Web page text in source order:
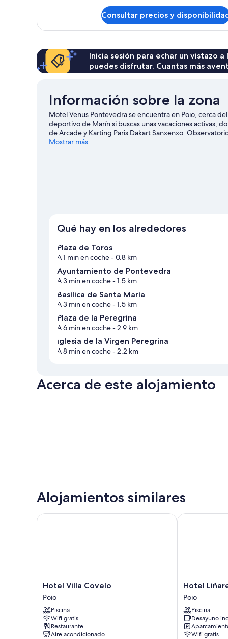
bañera
Consultar precios y
Inicia sesión para echar un vistazo
puedes disfrutar. Cuantas más
Información sobre la zona
Motel Venus Pontevedra se encuentra en Poio, cerca
deportivo de Marín si buscas unas vacaciones activas,
de Arcade y Karting Paris Dakart Sanxenxo.
la pena. Ver guía de viaje de Poio
Mostrar más
Qué hay en los alrededores
Plaza de Toros
A 1 min en coche- 0.8 km
Ayuntamiento de Pontevedra
A 3 min en coche- 1.5 km
Basílica de Santa María
A 3 min en coche- 1.5 km
Plaza de la Peregrina
A 6 min en coche- 2.9 km
Iglesia de la Virgen Peregrina
A 8 min en coche- 2.2 km
Acerca de este alojamiento
Alojamientos similares
Hotel
Villa
Covelo
Poio
Hotel Villa Covelo
Poio
Piscina
Wifi gratis
Restaurante
Aire acondicionado
Hotel Villa Covelo
Hotel
Liñares
Poio
Hotel
Poio
Piscina
Desayuno
Wifi gratis
Hotel Liñares